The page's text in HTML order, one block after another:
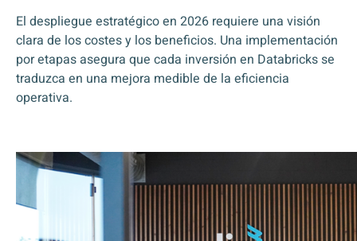
El despliegue estratégico en 2026 requiere una visión
clara de los costes y los beneficios. Una implementación
por etapas asegura que cada inversión en Databricks se
traduzca en una mejora medible de la eficiencia
operativa.